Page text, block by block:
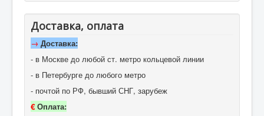
Доставка, оплата
→ Доставка:
- в Москве до любой ст. метро кольцевой линии
- в Петербурге до любого метро
- почтой по РФ, бывший СНГ, зарубеж
€Оплата: